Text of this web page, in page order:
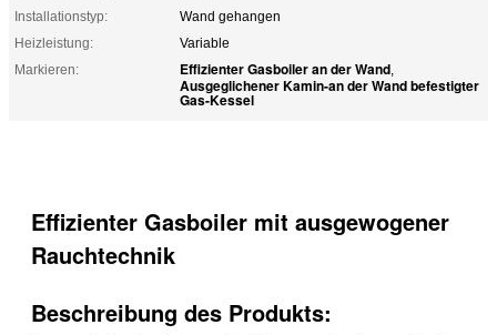
Installationstyp:
Wand gehangen
Heizleistung:
Variable
Markieren:
Effizienter Gasboiler an der Wand,
Ausgeglichener Kamin-an der Wand befestigter
Gas-Kessel
Effizienter Gasboiler mit ausgewogener
Rauchtechnik
Beschreibung des Produkts: